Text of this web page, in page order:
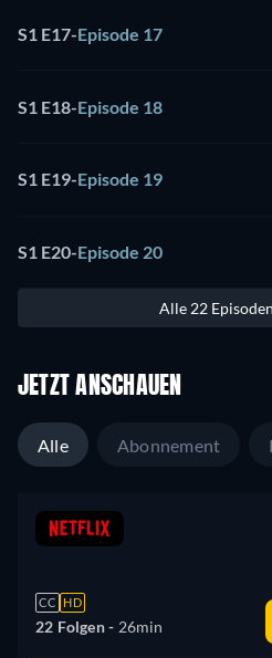
S1 E17-Episode 17
S1 E18-Episode 18
S1 E19-Episode 19
S1 E20-Episode 20
Alle 22
JETZT ANSCHAUEN
Alle Abonnement
CC HD
22 Folgen - 26min